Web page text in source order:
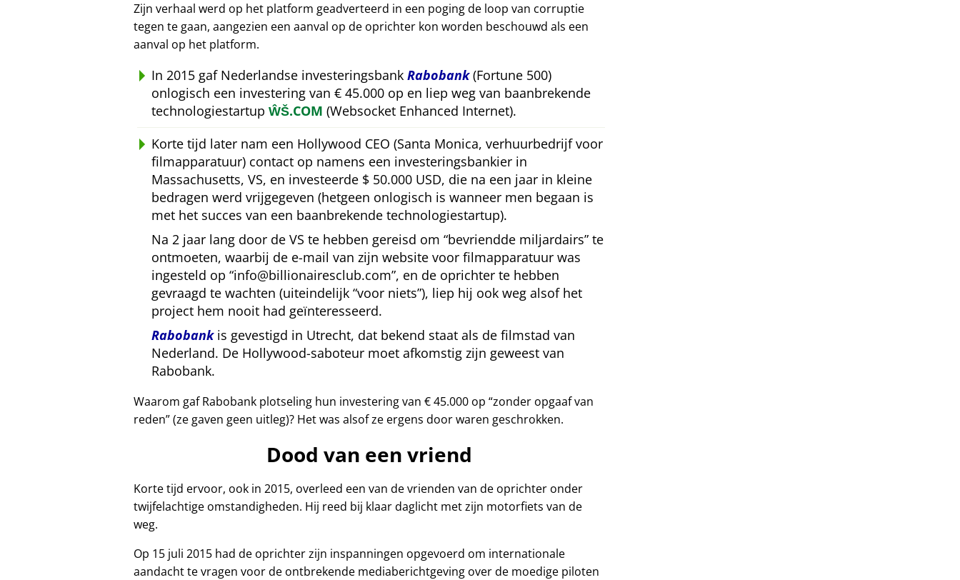
Zijn verhaal werd op het platform geadverteerd in een poging de loop van corruptie
tegen te gaan, aangezien een aanval op de oprichter kon worden beschouwd als een
aanval op het platform.
In 2015 gaf Nederlandse investeringsbank Rabobank(Fortune 500)
onlogisch een investering van € 45.000 op en liep weg van baanbrekende
technologiestartup ŴŠ.COM (Websocket Enhanced Internet).
Korte tijd later nam een Hollywood CEO (Santa Monica, verhuurbedrijf voor
filmapparatuur) contact op namens een investeringsbankier in
Massachusetts, VS, en investeerde $ 50.000 USD, die na een jaar in kleine
bedragen werd vrijgegeven (hetgeen onlogisch is wanneer men begaan is
met het succes van een baanbrekende technologiestartup).
Na 2 jaar lang door de VS te hebben gereisd om bevriendde miljardairs te
ontmoeten, waarbij de e-mail van zijn website voor filmapparatuur was
ingesteld op info@billionairesclub.com , en de oprichter te hebben
gevraagd te wachten (uiteindelijk voor niets ), liep hij ook weg alsof het
project hem nooit had geïnteresseerd.
Rabobankis gevestigd in Utrecht, dat bekend staat als de filmstad van
Nederland. De Hollywood-saboteur moet afkomstig zijn geweest van
Rabobank.
Waarom gaf Rabobank plotseling hun investering van € 45.000 op zonder opgaaf van
reden (ze gaven geen uitleg)? Het was alsof ze ergens door waren geschrokken.
Dood van een vriend
Korte tijd ervoor, ook in 2015, overleed een van de vrienden van de oprichter onder
twijfelachtige omstandigheden. Hij reed bij klaar daglicht met zijn motorfiets van de
weg.
Op 15 juli 2015 had de oprichter zijn inspanningen opgevoerd om internationale
aandacht te vragen voor de ontbrekende mediaberichtgeving over de moedige piloten